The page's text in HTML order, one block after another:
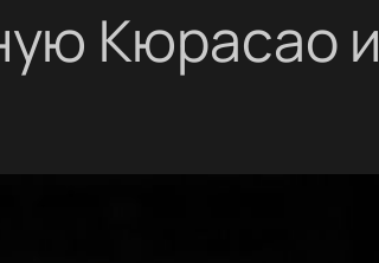
Кюрасао и